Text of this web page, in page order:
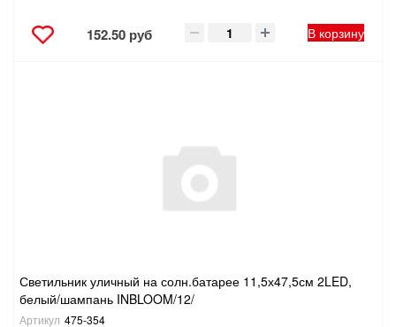
152.50 руб В корзину
Светильник уличный на солн.батарее 11,5х47,5см 2LED,
белый/шампань INBLOOM/12/
Артикул 475-354